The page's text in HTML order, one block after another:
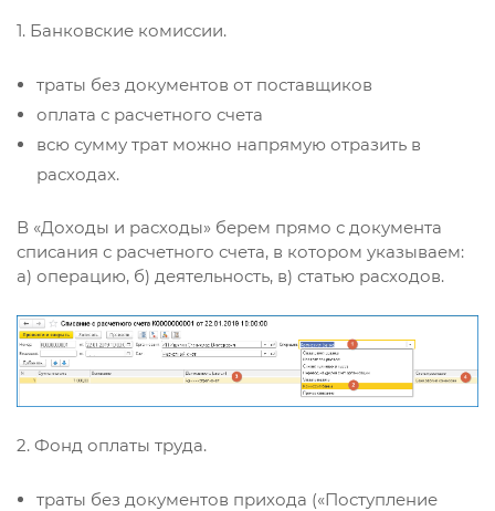
1. Банковские комиссии.
траты без документов от поставщиков
оплата с расчетного счета
всю сумму трат можно напрямую отразить в
расходах.
В «Доходы и расходы» берем прямо с документа
списания с расчетного счета, в котором указываем:
а) операцию, б) деятельность, в) статью расходов.
2. Фонд оплаты труда.
траты без документов прихода («Поступление